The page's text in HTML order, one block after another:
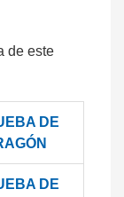
de este
DE
DE